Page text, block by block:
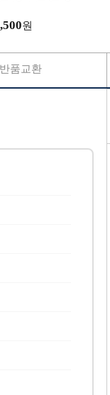
원
반품교환